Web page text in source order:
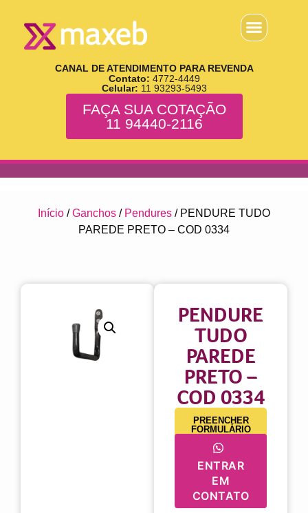
CANAL DE ATENDIMENTO PARA REVENDA
Contato: 4772-4449
Celular: 11 93293-5493
FAÇA SUA COTAÇÃO
11 94440-2116
Início /Ganchos / Pendures / PENDURE TUDO
PAREDE PRETO – COD 0334
PENDURE
TUDO
PAREDE
PRETO –
COD 0334
PREENCHER
FORMULÁRIO
ENTRAR
EM
CONTATO